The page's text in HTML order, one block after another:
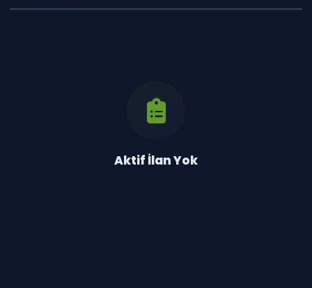
Aktif İlan Yok